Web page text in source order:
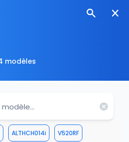
modèles
ALTHCH014i V520RF